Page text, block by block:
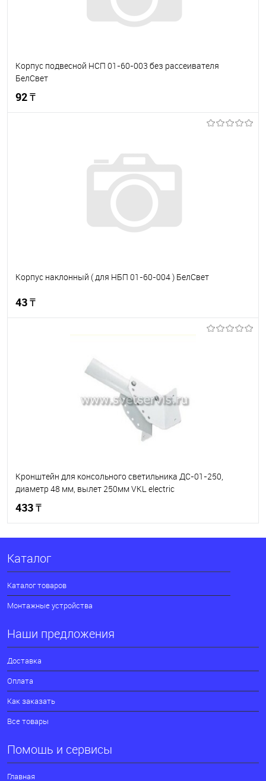
Корпус подвесной НСП 01-60-003 без рассеивателя
БелСвет
92 ₸
Корпус наклонный ( для НБП 01-60-004 ) БелСвет
43 ₸
Кронштейн для консольного светильника ДС-01-250,
диаметр 48 мм, вылет 250мм VKL electric
433 ₸
В корзину
В избранное В наличии
Каталог
Каталог товаров
Монтажные устройства
Наши предложения
Доставка
Оплата
Как заказать
Все товары
Помощь и сервисы
Главная